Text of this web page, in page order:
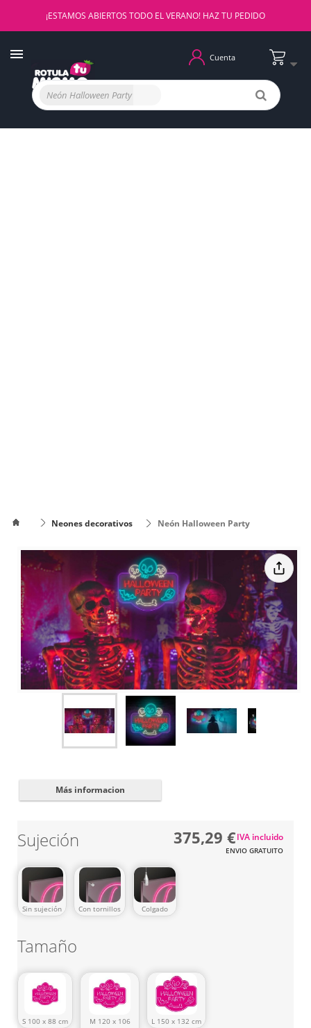
¡ESTAMOS ABIERTOS TODO EL VERANO! HAZ TU PEDIDO
Cuenta
Neones decorativos Neón Halloween Party
Cómo
poner el
texto en
varias
líneas
Cómo cambiar
de color el texto
Cerrar✖
Más informacion
Sujeción
Sin sujeción Con tornillos Colgado
Tamaño
S 100 x 88 cm
M 120 x 106
L 150 x 132 cm
375,29 €
ENVIO GRATUITO
IVA incluido